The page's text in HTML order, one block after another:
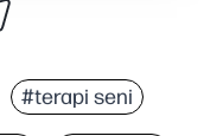
#terapi seni